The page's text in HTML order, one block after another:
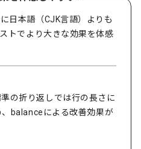
日本語（CJK言語）よりも
トでより大きな効果を体感
の折り返しでは行の長さに
balanceによる改善効果が